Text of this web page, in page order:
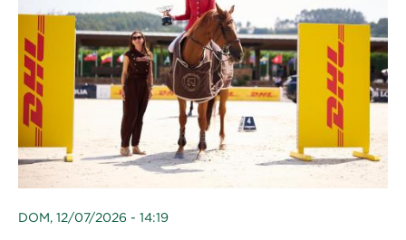
DOM, 12/07/2026 - 14:19